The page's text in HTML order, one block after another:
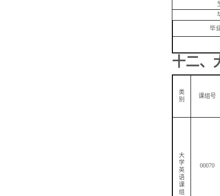
毕
十二、
类
别
课组号
大
学
英
语
课
组
00070